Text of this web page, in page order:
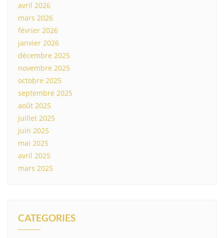
avril 2026
mars 2026
février 2026
janvier 2026
décembre 2025
novembre 2025
octobre 2025
septembre 2025
août 2025
juillet 2025
juin 2025
mai 2025
avril 2025
mars 2025
CATEGORIES